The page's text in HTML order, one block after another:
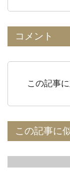
コメント
この記事
この記事に